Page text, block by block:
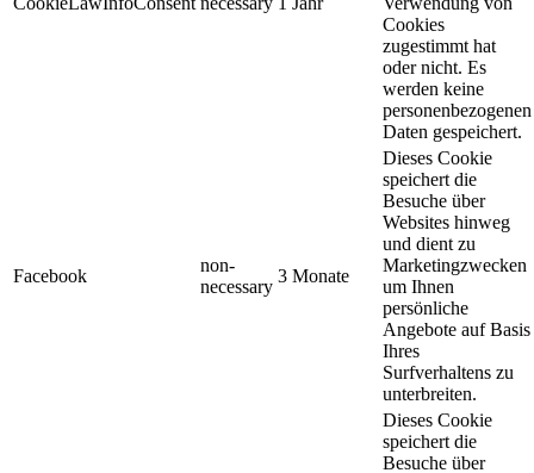
Cookies
zugestimmt hat
oder nicht. Es
werden keine
personenbezogenen
Daten gespeichert.
Facebook
non-
necessary
3 Monate
Dieses Cookie
speichert die
Besuche über
Websites hinweg
und dient zu
Marketingzwecken
um Ihnen
persönliche
Angebote auf Basis
Ihres
Surfverhaltens zu
unterbreiten.
Dieses Cookie
speichert die
Besuche über